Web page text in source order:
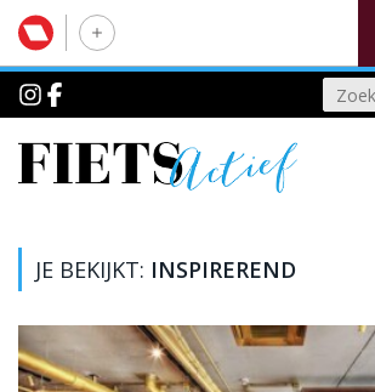
JE BEKIJKT: INSPIREREND